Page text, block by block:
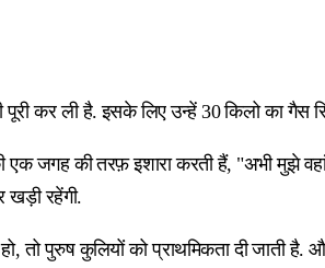
पूरी कर ली है. इसके लिए उन्हें 30 किलो का
एक जगह की तरफ़ इशारा करती हैं, "अभी
खड़ी रहेंगी.
हो, तो पुरुष कुलियों को प्राथमिकता दी